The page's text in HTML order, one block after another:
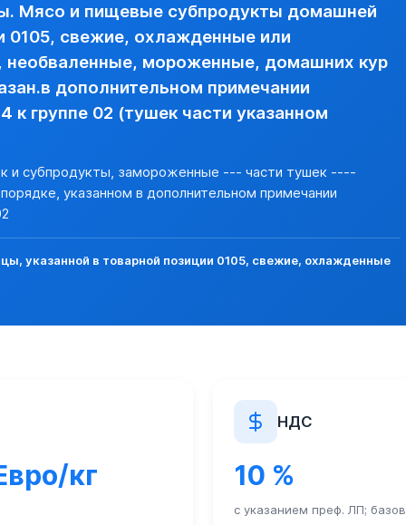
Мясо и пищевые субпродукты домашней
0105, свежие, охлажденные или
необваленные, мороженные, домашних кур
дополнительном примечании
к группе 02 (тушек части указанном
и субпродукты, замороженные --- части тушек ----
указанном в дополнительном примечании
указанной в товарной позиции 0105, свежие, охлажденные
кг
НДС
10 %
с указанием преф. ЛП;